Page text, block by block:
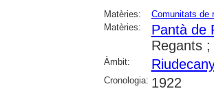
Matèries: Comunitats de
Matèries:
Pantà de
Regants ;
Àmbit:
Cronologia: 1922